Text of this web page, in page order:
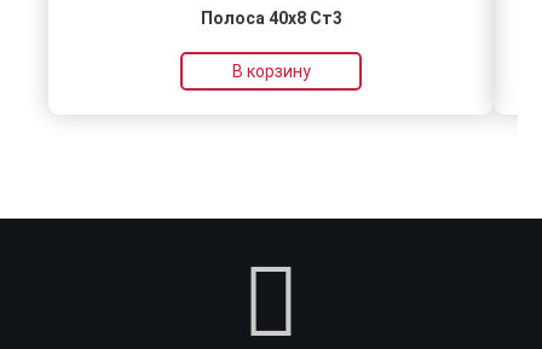
Полоса 40х8 Ст3
В корзину